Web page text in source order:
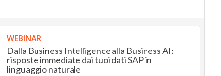
WEBINAR
Dalla Business Intelligence alla Business AI:
risposte immediate dai tuoi dati SAP in
linguaggio naturale